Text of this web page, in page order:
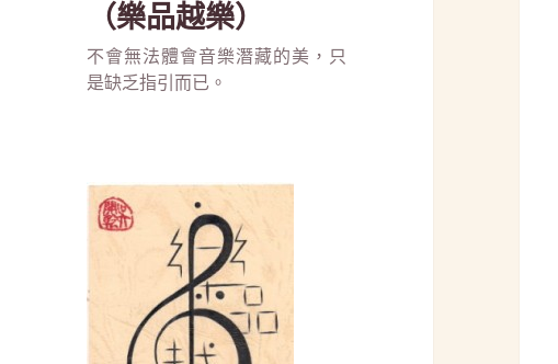
（樂品越樂）
不會無法體會音樂潛藏的美，只
是缺乏指引而已。